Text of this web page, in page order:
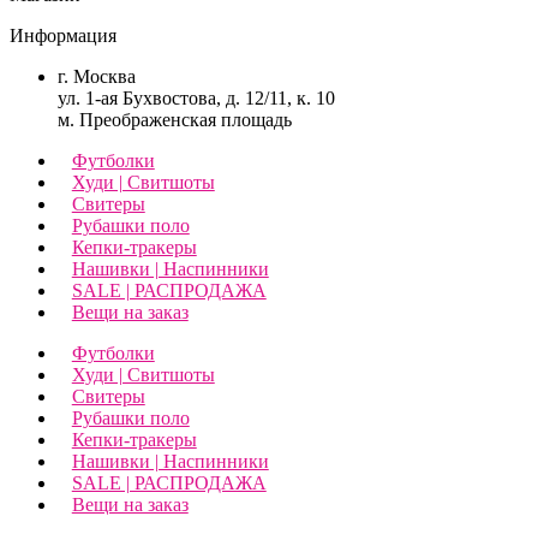
Информация
г. Москва
ул. 1-ая Бухвостова, д. 12/11, к. 10
м. Преображенская площадь
Футболки
Худи | Свитшоты
Свитеры
Рубашки поло
Кепки-тракеры
Нашивки | Наспинники
SALE | РАСПРОДАЖА
Вещи на заказ
Футболки
Худи | Свитшоты
Свитеры
Рубашки поло
Кепки-тракеры
Нашивки | Наспинники
SALE | РАСПРОДАЖА
Вещи на заказ